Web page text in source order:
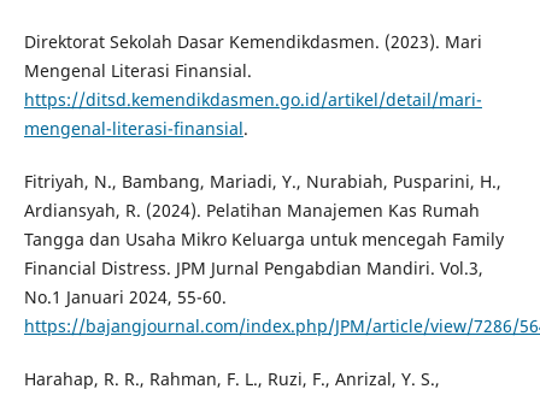
Direktorat Sekolah Dasar Kemendikdasmen. (2023). Mari
Mengenal Literasi Finansial.
https://ditsd.kemendikdasmen.go.id/artikel/detail/mari-
mengenal-literasi-finansial.
Fitriyah, N., Bambang, Mariadi, Y., Nurabiah, Pusparini, H.,
Ardiansyah, R. (2024). Pelatihan Manajemen Kas Rumah
Tangga dan Usaha Mikro Keluarga untuk mencegah Family
Financial Distress. JPM Jurnal Pengabdian Mandiri. Vol.3,
No.1 Januari 2024, 55-60.
https://bajangjournal.com/index.php/JPM/article/view/7286/
Harahap, R. R., Rahman, F. L., Ruzi, F., Anrizal, Y. S.,